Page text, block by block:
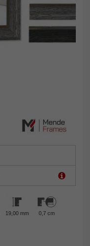
19,00 mm 0,7 cm